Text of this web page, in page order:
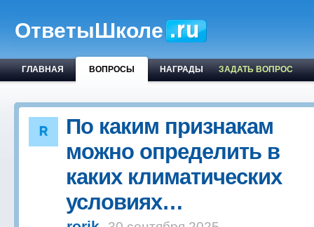
ОтветыШколе
ГЛАВНАЯ ВОПРОСЫ НАГРАДЫ ЗАДАТЬ ВОПРОС
По каким признакам
можно определить в
каких климатических
условиях…